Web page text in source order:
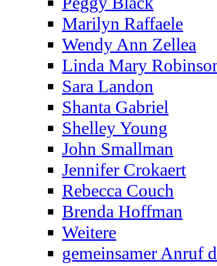
Marilyn Raffaele
Wendy Ann Zellea
Linda Mary
Sara Landon
Shanta Gabriel
Shelley Young
John Smallman
Jennifer Crokaert
Rebecca Couch
Brenda Hoffman
Weitere
gemeinsamer Anruf